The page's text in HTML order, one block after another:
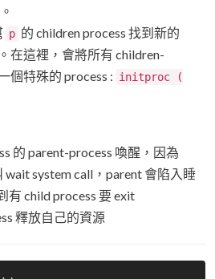
p 的 children process 找到新的
在這裡，會將所有 children-
個特殊的 process : initproc (
的 parent-process 喚醒，因為
wait system call，parent 會陷入睡
有 child process 要 exit
釋放自己的資源